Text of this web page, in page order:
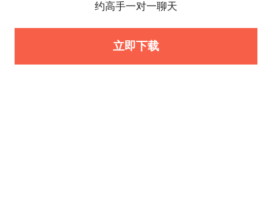
约高手一对一聊天
立即下载